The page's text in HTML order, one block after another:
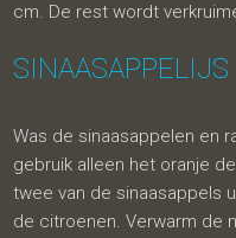
cm. De rest wordt
SINAASAPPELIJS
Was de sinaasappelen en
gebruik alleen het oranje
twee van de sinaasappels
de citroenen. Verwarm de